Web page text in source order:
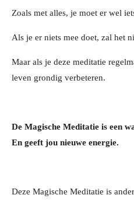
Zoals met alles, je moet er wel
Als je er niets mee doet, zal het
Maar als je deze meditatie
leven grondig verbeteren.
De Magische Meditatie is een
En geeft jou nieuwe energie.
Deze Magische Meditatie is